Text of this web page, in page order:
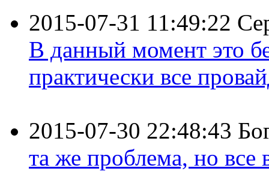
2015-07-31 11:49:22
В данный момент это
практически все
2015-07-30 22:48:43
та же проблема, но все